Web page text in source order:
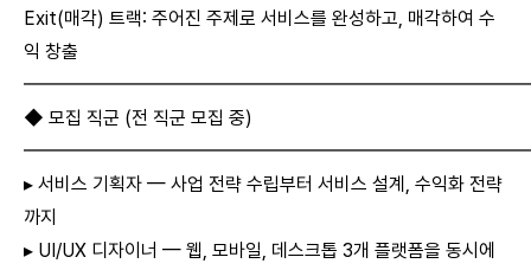
Exit(매각) 트랙: 주어진 주제로 서비스를 완성하고, 매각하여 수
익 창출
◆ 모집 직군 (전 직군 모집 중)
▸ 서비스 기획자 — 사업 전략 수립부터 서비스 설계, 수익화 전략
까지
▸ UI/UX 디자이너 — 웹, 모바일, 데스크톱 3개 플랫폼을 동시에